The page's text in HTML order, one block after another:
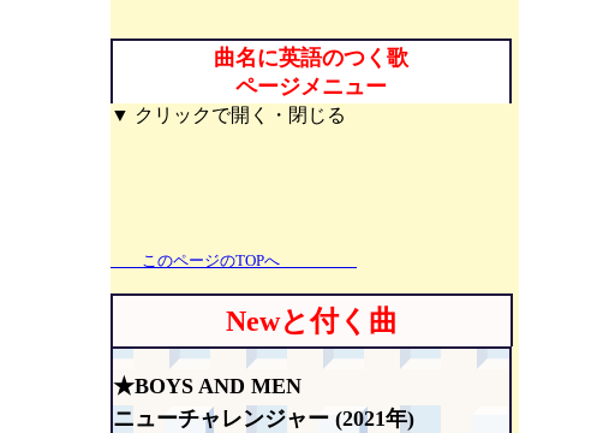
曲名に英語のつく歌
ページメニュー
▼ クリックで開く・閉じる
このページのTOPへ
Newと付く曲
★BOYS AND MEN
ニューチャレンジャー (2021年)